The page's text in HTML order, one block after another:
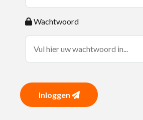
Wachtwoord
Inloggen